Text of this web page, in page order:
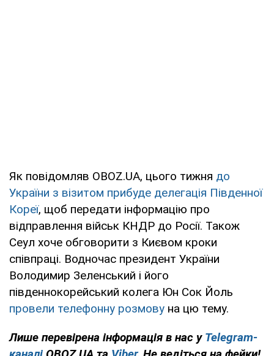
Як повідомляв OBOZ.UA, цього тижня до
України з візитом прибуде делегація Південної
Кореї, щоб передати інформацію про
відправлення військ КНДР до Росії. Також
Сеул хоче обговорити з Києвом кроки
співпраці. Водночас президент України
Володимир Зеленський і його
південнокорейський колега Юн Сок Йоль
провели телефонну розмову на цю тему.
Лише перевірена інформація в нас у Telegram-